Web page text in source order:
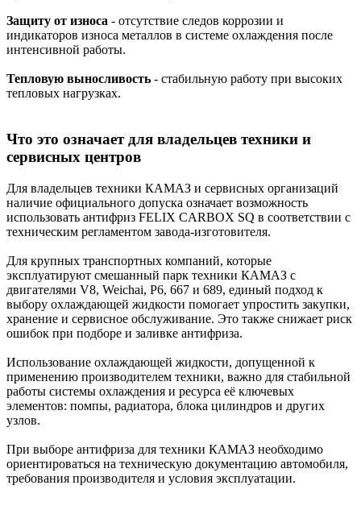
Защиту от износа - отсутствие следов коррозии и
индикаторов износа металлов в системе охлаждения после
интенсивной работы.
Тепловую выносливость - стабильную работу при высоких
тепловых нагрузках.
Что это означает для владельцев техники и
сервисных центров
Для владельцев техники КАМАЗ и сервисных организаций
наличие официального допуска означает возможность
использовать антифриз FELIX CARBOX SQ в соответствии с
техническим регламентом завода-изготовителя.
Для крупных транспортных компаний, которые
эксплуатируют смешанный парк техники КАМАЗ с
двигателями V8, Weichai, Р6, 667 и 689, единый подход к
выбору охлаждающей жидкости помогает упростить закупки,
хранение и сервисное обслуживание. Это также снижает риск
ошибок при подборе и заливке антифриза.
Использование охлаждающей жидкости, допущенной к
применению производителем техники, важно для стабильной
работы системы охлаждения и ресурса её ключевых
элементов: помпы, радиатора, блока цилиндров и других
узлов.
При выборе антифриза для техники КАМАЗ необходимо
ориентироваться на техническую документацию автомобиля,
требования производителя и условия эксплуатации.